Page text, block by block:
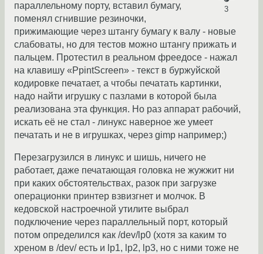
3
параллельному порту, вставил бумагу,
поменял сгнившие резиночки,
прижимающие через штангу бумагу к валу - новые
слабоваты, но для тестов можно штангу прижать и
пальцем. Протестил в реальном фреедосе - нажал
на клавишу «PpintScreen» - текст в буржуйской
кодировке печатает, а чтобы печатать картинки,
надо найти игрушку с пазлами в которой была
реализована эта функция. Но раз аппарат рабочий,
искать её не стал - линукс наверное же умеет
печатать и не в игрушках, через gimp например;)
Перезагрузился в линукс и шишь, ничего не
работает, даже печатающая головка не жужжит ни
при каких обстоятельствах, разок при загрузке
операционки принтер взвизгнет и молчок. В
кедовской настроечной утилите выбрал
подключение через параллельный порт, который
потом определился как /dev/lp0 (хотя за каким то
хреном в /dev/ есть и lp1, lp2, lp3, но с ними тоже не